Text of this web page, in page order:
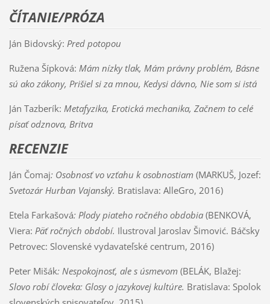
ČÍTANIE/PRÓZA
Ján Bidovský: Pred potopou
Ružena Šípková: Mám nízky tlak, Mám právny problém, Básne
sú ako zákony, Prišiel si za mnou, Kedysi dávno, Nie som si istá
Ján Tazberík: Metafyzika, Erotická mechanika, Začnem to celé
písať odznova, Britva
RECENZIE
Ján Čomaj: Osobnosť vo vzťahu k osobnostiam (MARKUŠ, Jozef:
Svetozár Hurban Vajanský. Bratislava: AlleGro, 2016)
Etela Farkašová: Plody piateho ročného obdobia (BENKOVÁ,
Viera: Päť ročných období. Ilustroval Jaroslav Šimović. Báčsky
Petrovec: Slovenské vydavateľské centrum, 2016)
Peter Mišák: Nespokojnosť, ale s úsmevom (BELÁK, Blažej:
Slovo robí človeka: Glosy o jazykovej kultúre. Bratislava: Spolok